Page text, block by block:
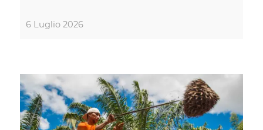
6 Luglio 2026